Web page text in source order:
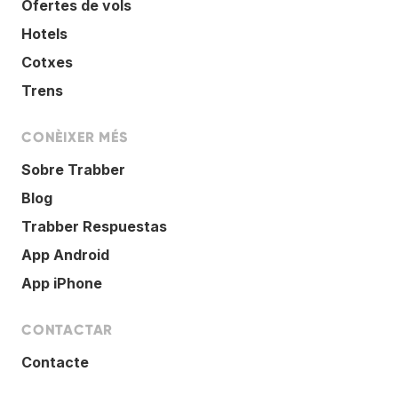
Ofertes de vols
Hotels
Cotxes
Trens
CONÈIXER MÉS
Sobre Trabber
Blog
Trabber Respuestas
App Android
App iPhone
CONTACTAR
Contacte